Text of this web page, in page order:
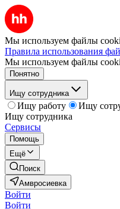
Мы используем файлы
Правила использования
Мы используем файлы
Понятно
Ищу сотрудника
Ищу работу
Ищу
Ищу сотрудника
Сервисы
Помощь
Ещё
Поиск
Амвросиевка
Войти
Войти